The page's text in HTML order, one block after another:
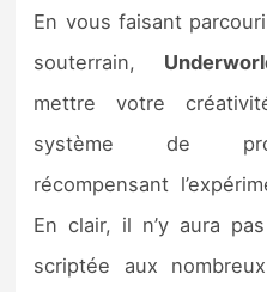
En vous faisant
souterrain,
mettre votre
système de
récompensant
En clair, il n’y aura
scriptée aux